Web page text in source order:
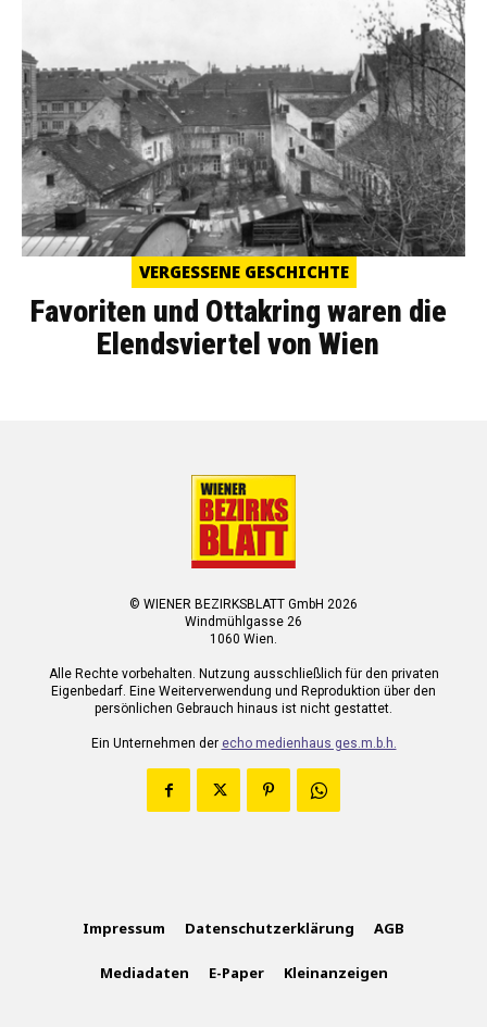
VERGESSENE GESCHICHTE
Favoriten und Ottakring waren die
Elendsviertel von Wien
© WIENER BEZIRKSBLATT GmbH 2026
Windmühlgasse 26
1060 Wien.
Alle Rechte vorbehalten. Nutzung ausschließlich für den privaten
Eigenbedarf. Eine Weiterverwendung und Reproduktion über den
persönlichen Gebrauch hinaus ist nicht gestattet.
Ein Unternehmen der echo medienhaus ges.m.b.h.
Impressum Datenschutzerklärung AGB
Mediadaten E-Paper Kleinanzeigen